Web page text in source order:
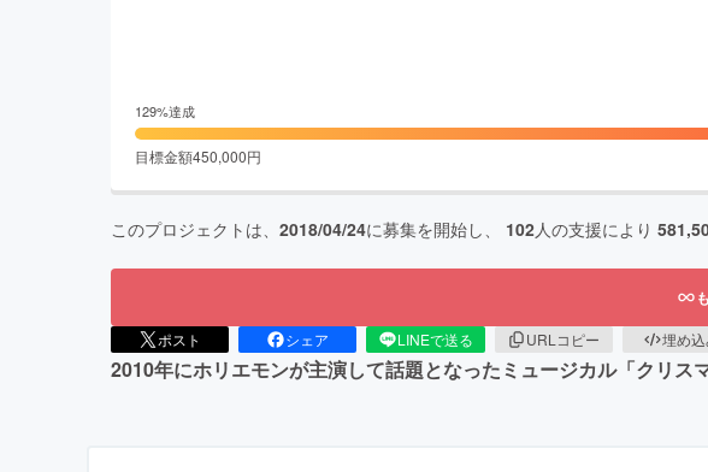
129%達成
目標金額450,000円
このプロジェクトは、 2018/04/24に募集を開始し、 102人の支援により
ポスト シェア LINEで送る URLコピー 埋め
2010年にホリエモンが主演して話題となったミュージカル「クリ